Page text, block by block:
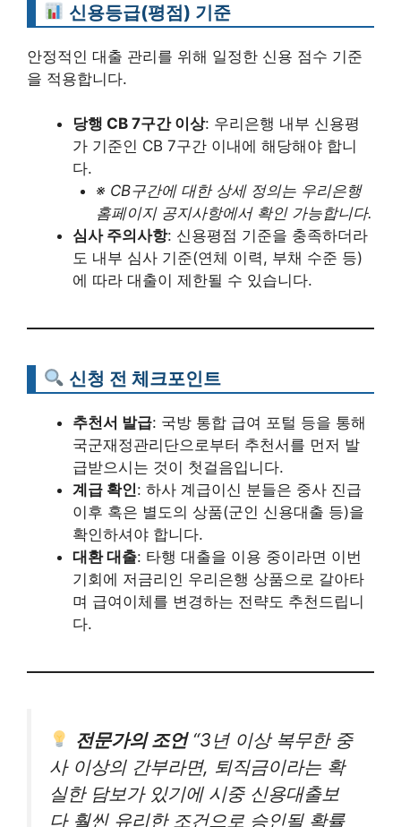
신용등급(평점) 기준
안정적인 대출 관리를 위해 일정한 신용 점수 기준
을 적용합니다.
당행 CB 7구간 이상: 우리은행 내부 신용평
가 기준인 CB 7구간 이내에 해당해야 합니
다.
※ CB구간에 대한 상세 정의는 우리은행
홈페이지 공지사항에서 확인 가능합니다.
심사 주의사항: 신용평점 기준을 충족하더라
도 내부 심사 기준(연체 이력, 부채 수준 등)
에 따라 대출이 제한될 수 있습니다.
신청 전 체크포인트
추천서 발급: 국방 통합 급여 포털 등을 통해
국군재정관리단으로부터 추천서를 먼저 발
급받으시는 것이 첫걸음입니다.
계급 확인: 하사 계급이신 분들은 중사 진급
이후 혹은 별도의 상품(군인 신용대출 등)을
확인하셔야 합니다.
대환 대출: 타행 대출을 이용 중이라면 이번
기회에 저금리인 우리은행 상품으로 갈아타
며 급여이체를 변경하는 전략도 추천드립니
다.
전문가의 조언 “3년 이상 복무한 중
사 이상의 간부라면, 퇴직금이라는 확
실한 담보가 있기에 시중 신용대출보
다 훨씬 유리한 조건으로 승인될 확률